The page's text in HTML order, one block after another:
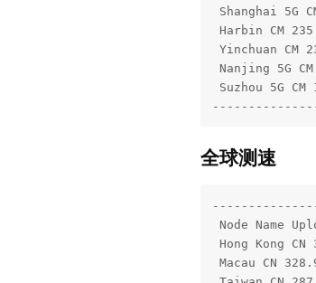
Shanghai 5G
Harbin CM
Yinchuan CM
Nanjing 5G
Suzhou 5G
全球测速
Node Name
Hong Kong
Macau CN